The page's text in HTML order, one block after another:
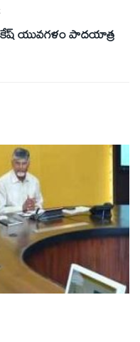
యువగళం పాదయాత్ర